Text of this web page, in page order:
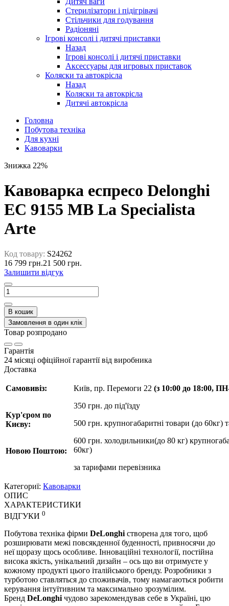
Стерилізатори і підігрівачі
Стільчики для годування
Радіоняні
Ігрові консолі і дитячі приставки
Назад
Ігрові консолі і дитячі приставки
Аксессуары для игровых приставок
Коляски та автокрісла
Назад
Коляски та автокрісла
Дитячі автокрісла
Головна
Побутова техніка
Для кухні
Кавоварки
Знижка 22%
Кавоварка еспресо Delonghi
EC 9155 MB La Specialista
Arte
Код товару: S24262
16 799 грн.21 500 грн.
Залишити відгук
В кошик
Замовлення в один клік
Товар розпродано
Гарантія
24 місяці офіційної гарантії від виробника
Доставка
Самовивіз:
Кур'єром по
Києву:
Новою Поштою:
Київ, пр. Перемоги 22 (з 10:00 до 18:00,
350 грн. до під'їзду
500 грн. крупногабаритні товари (до 60кг)
600 грн. холодильники(до 80 кг)
60кг)
за тарифами перевізника
Категориї: Кавоварки
ОПИС
ХАРАКТЕРИСТИКИ
ВІДГУКИ 0
Побутова техніка фірми DeLonghi створена для того, щоб
розширювати межі повсякденної буденності, привносячи до
неї щоразу щось особливе. Інноваційні технології, постійна
висока якість, унікальний дизайн – ось що ви отримуєте у
кожному продукті цього італійського бренду. Розробники з
турботою ставляться до споживачів, тому намагаються робити
керування інтуїтивним та максимально зрозумілим.
Бренд DeLonghi чудово зарекомендував себе в Україні, цю